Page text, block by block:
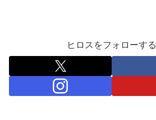
ヒロスをフォローする